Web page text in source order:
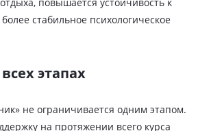
стабильное психологическое
этапах
не ограничивается одним этапом.
на протяжении всего курса